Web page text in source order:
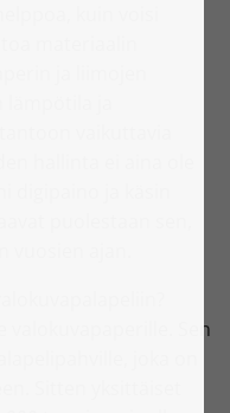
kuin voisi
materiaalin
ja liimojen
ja
vaikuttavia
hallinta ei aina ole
ja käsin
puolestaan sen,
ajan.
valokuvapaperille. Sen
joka on
Sitten yksittäiset